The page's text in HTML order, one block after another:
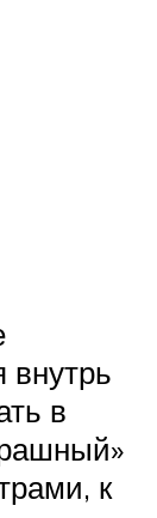
внутрь
в
к